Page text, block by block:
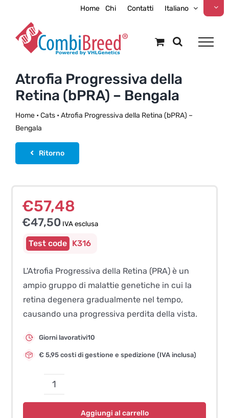
content
Home Chi Contatti Italiano
Atrofia Progressiva della
Retina (bPRA) – Bengala
Home• Cats• Atrofia Progressiva della Retina (bPRA) –
Bengala
Ritorno
€57,48
€47,50IVA esclusa
K316
L'Atrofia Progressiva della Retina (PRA) è un
ampio gruppo di malattie genetiche in cui la
retina degenera gradualmente nel tempo,
causando una progressiva perdita della vista.
Giorni lavorativi10
€ 5,95 costi di gestione e spedizione (IVA inclusa)
Atrofia
Progressiva
Aggiungi al carrello